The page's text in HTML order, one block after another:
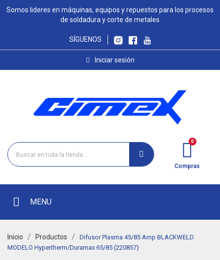
Somos lideres en máquinas, equipos y repuestos para los procesos
de soldadura y corte de metales
SÍGUENOS
Iniciar sesión
Compras
MENU
Inicio Productos
Difusor Plasma 45/85 Amp BLACKWELD
MODELO Hypertherm/Duramax 65/85 (220857)